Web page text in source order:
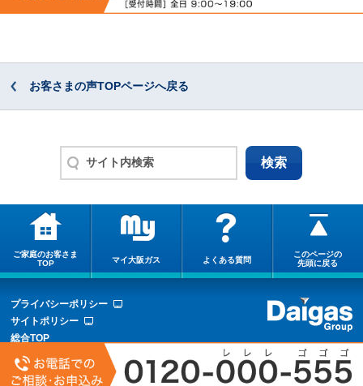
お客さまの声TOPページへ戻る
ご家庭のお客さま
TOP
マイ大阪ガス よくある質問
このページの
先頭に戻る
プライバシーポリシー
サイトポリシー
総合TOP
サイトマップ